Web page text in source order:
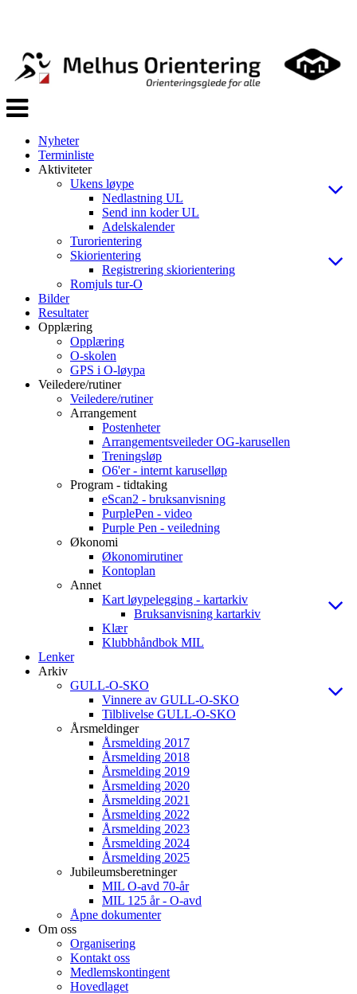
Veksle
navigasjon
Nyheter
Terminliste
Aktiviteter
Ukens løype
Nedlastning UL
Send inn koder UL
Adelskalender
Turorientering
Skiorientering
Registrering skiorientering
Romjuls tur-O
Bilder
Resultater
Opplæring
Opplæring
O-skolen
GPS i O-løypa
Veiledere/rutiner
Veiledere/rutiner
Arrangement
Postenheter
Arrangementsveileder OG-karusellen
Treningsløp
O6'er - internt karuselløp
Program - tidtaking
eScan2 - bruksanvisning
PurplePen - video
Purple Pen - veiledning
Økonomi
Økonomirutiner
Kontoplan
Annet
Kart løypelegging - kartarkiv
Bruksanvisning kartarkiv
Klær
Klubbhåndbok MIL
Lenker
Arkiv
GULL-O-SKO
Vinnere av GULL-O-SKO
Tilblivelse GULL-O-SKO
Årsmeldinger
Årsmelding 2017
Årsmelding 2018
Årsmelding 2019
Årsmelding 2020
Årsmelding 2021
Årsmelding 2022
Årsmelding 2023
Årsmelding 2024
Årsmelding 2025
Jubileumsberetninger
MIL O-avd 70-år
MIL 125 år - O-avd
Åpne dokumenter
Om oss
Organisering
Kontakt oss
Medlemskontingent
Hovedlaget